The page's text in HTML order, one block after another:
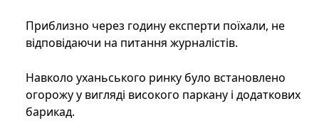
Приблизно через годину експерти поїхали, не
відповідаючи на питання журналістів.
Навколо уханьського ринку було встановлено
огорожу у вигляді високого паркану і додаткових
барикад.